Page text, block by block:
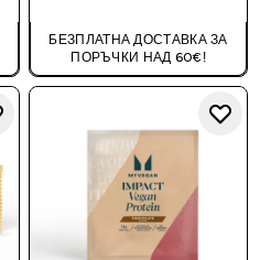
БЕЗПЛАТНА ДОСТАВКА ЗА
ПОРЪЧКИ НАД 60€!